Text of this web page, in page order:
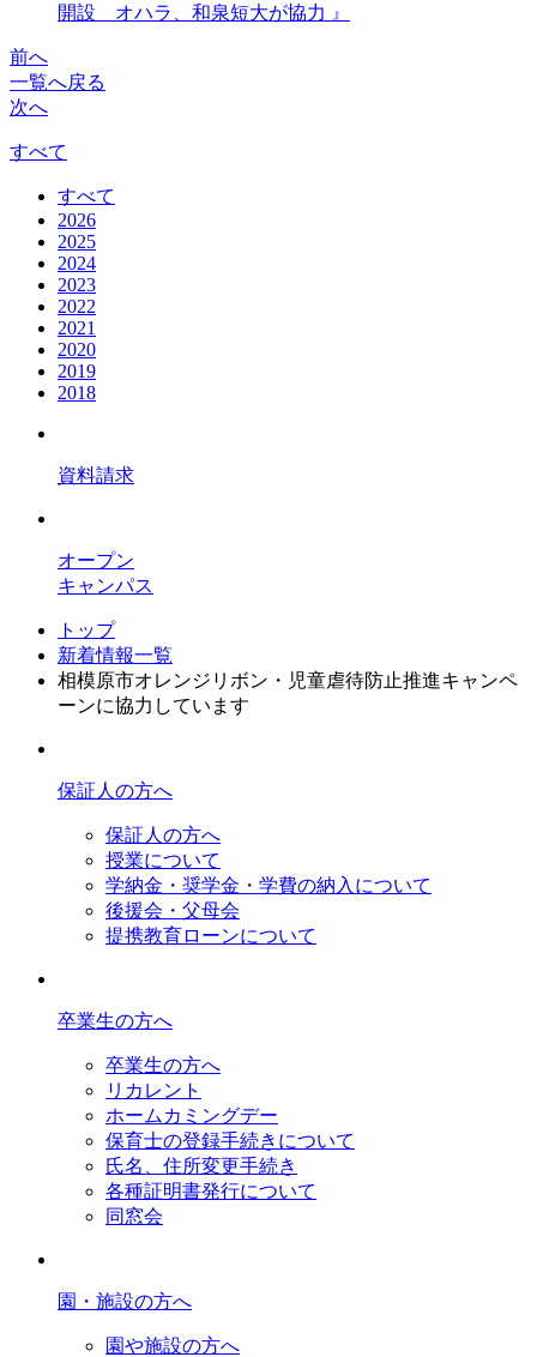
開設 オハラ、和泉短大が協力 』
前へ
一覧へ戻る
次へ
すべて
すべて
2026
2025
2024
2023
2022
2021
2020
2019
2018
資料請求
オープン
キャンパス
トップ
新着情報一覧
相模原市オレンジリボン・児童虐待防止推進キャンペ
ーンに協力しています
保証人の方へ
保証人の方へ
授業について
学納金・奨学金・学費の納入について
後援会・父母会
提携教育ローンについて
卒業生の方へ
卒業生の方へ
リカレント
ホームカミングデー
保育士の登録手続きについて
氏名、住所変更手続き
各種証明書発行について
同窓会
園・施設の方へ
園や施設の方へ